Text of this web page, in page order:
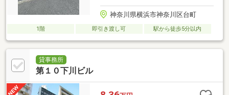
神奈川県横浜市神奈川区台町
1階 即引き渡し可 駅から徒歩5分以内
貸事務所
第１０下川ビル